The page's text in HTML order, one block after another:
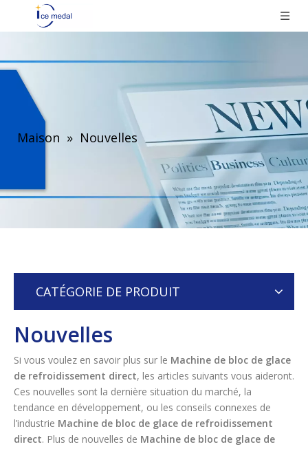
Maison » Nouvelles
CATÉGORIE DE PRODUIT
Nouvelles
Si vous voulez en savoir plus sur le Machine de bloc de glace
de refroidissement direct, les articles suivants vous aideront.
Ces nouvelles sont la dernière situation du marché, la
tendance en développement, ou les conseils connexes de
l’industrie Machine de bloc de glace de refroidissement
direct. Plus de nouvelles de Machine de bloc de glace de